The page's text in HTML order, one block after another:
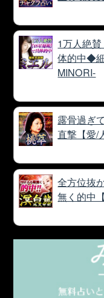
1万人絶
体的中◆
MINORI-
露骨過ぎ
直撃【愛/
全方位抜
無く的中